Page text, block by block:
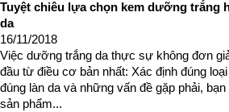
Tuyệt chiêu lựa chọn kem dưỡng trắng
da
16/11/2018
Việc dưỡng trắng da thực sự không đơn
đầu từ điều cơ bản nhất: Xác định đúng
đúng làn da và những vấn đề gặp phải,
sản phẩm...